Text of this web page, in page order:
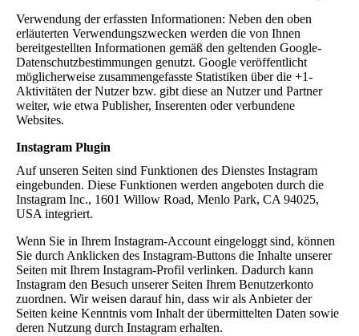
Verwendung der erfassten Informationen: Neben den oben
erläuterten Verwendungszwecken werden die von Ihnen
bereitgestellten Informationen gemäß den geltenden Google-
Datenschutzbestimmungen genutzt. Google veröffentlicht
möglicherweise zusammengefasste Statistiken über die +1-
Aktivitäten der Nutzer bzw. gibt diese an Nutzer und Partner
weiter, wie etwa Publisher, Inserenten oder verbundene
Websites.
Instagram Plugin
Auf unseren Seiten sind Funktionen des Dienstes Instagram
eingebunden. Diese Funktionen werden angeboten durch die
Instagram Inc., 1601 Willow Road, Menlo Park, CA 94025,
USA integriert.
Wenn Sie in Ihrem Instagram-Account eingeloggt sind, können
Sie durch Anklicken des Instagram-Buttons die Inhalte unserer
Seiten mit Ihrem Instagram-Profil verlinken. Dadurch kann
Instagram den Besuch unserer Seiten Ihrem Benutzerkonto
zuordnen. Wir weisen darauf hin, dass wir als Anbieter der
Seiten keine Kenntnis vom Inhalt der übermittelten Daten sowie
deren Nutzung durch Instagram erhalten.